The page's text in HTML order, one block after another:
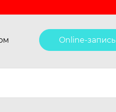
Online-запись